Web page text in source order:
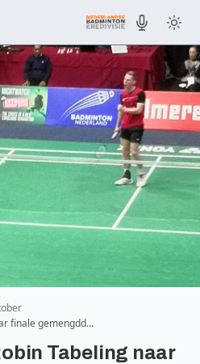
finale gemengdd…
Tabeling naar